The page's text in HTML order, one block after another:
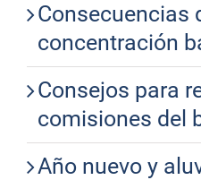
Consecuencias
concentración
Consejos para
comisiones del
Año nuevo y